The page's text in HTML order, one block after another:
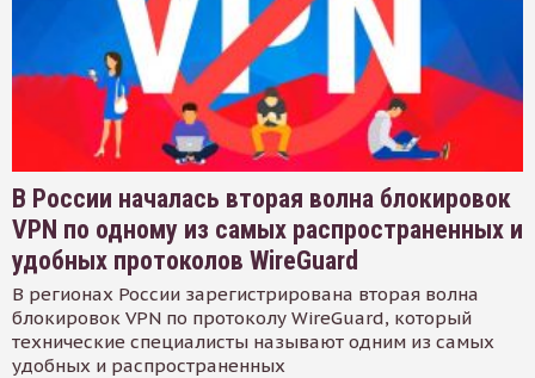
В России началась вторая волна блокировок
VPN по одному из самых распространенных и
удобных протоколов WireGuard
В регионах России зарегистрирована вторая волна
блокировок VPN по протоколу WireGuard, который
технические специалисты называют одним из самых
удобных и распространенных